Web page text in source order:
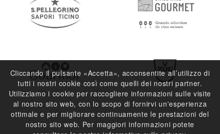
Cliccando il pulsante «Accetta», acconsentite all’utilizzo di
tutti i nostri cookie così come quelli dei nostri partner.
Utilizziamo i cookie per raccogliere informazioni sulle visite
al nostro sito web, con lo scopo di fornirvi un'esperienza
ottimale e per migliorare continuamente le prestazioni del
nostro sito web. Per maggiori informazioni potete